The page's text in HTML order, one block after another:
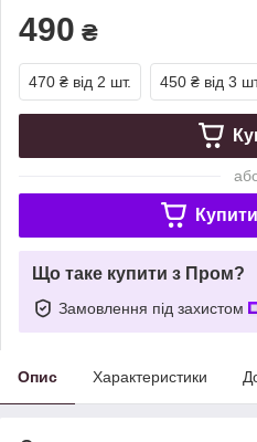
490 ₴
470 ₴ від 2 шт. 450 ₴ від 3
Що таке купити з Пром?
Замовлення під захистом
Опис Характеристики